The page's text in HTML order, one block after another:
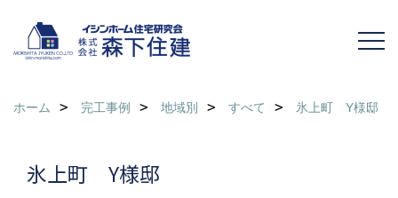
ホーム 完工事例 地域別 すべて 氷上町 Y様邸
氷上町 Y様邸